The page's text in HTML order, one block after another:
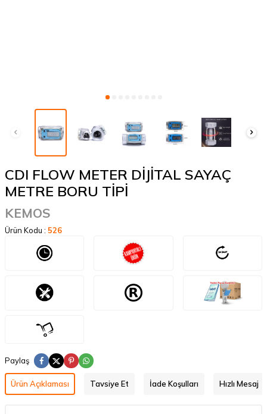
CDI FLOW METER DİJİTAL SAYAÇ
METRE BORU TİPİ
KEMOS
Ürün Kodu : 526
Paylaş
Ürün Açıklaması Tavsiye Et İade Koşulları Hızlı Mesaj